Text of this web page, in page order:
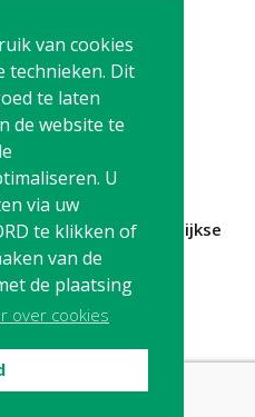
van cookies
technieken. Dit
te laten
de website te
U
via uw
te klikken of
van de
de plaatsing
over cookies
T: 0299-420870
@:
info@avanti-
advisering.nl
BTW: NL861212733B01
in voor onze maandelijkse